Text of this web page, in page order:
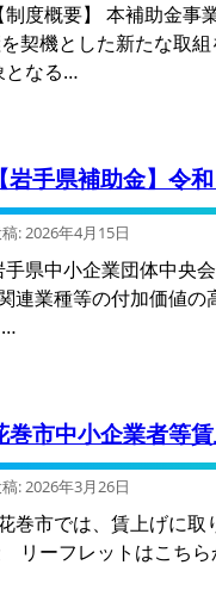
【制度概要】 本補助金
契機とした新たな取
となる…
【岩手県補助金】令
: 2026年4月15日
手県中小企業団体中央
連業種等の付加価値
…
巻市中小企業者等
: 2026年3月26日
巻市では、賃上げに
リーフレットはこち